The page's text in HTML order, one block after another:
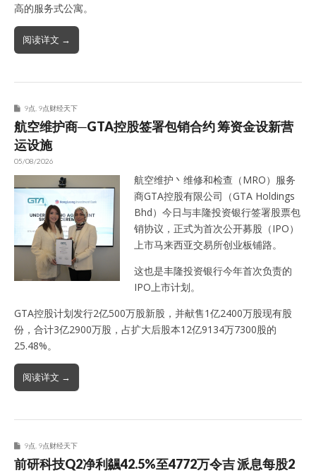
高的服务式公寓。
阅读详文 →
9点 9点财经天下
航空维护商─GTA控股签署包销合约 筹资金设新营
运设施
05/08/2026
航空维护丶维修和检查（MRO）服务
商GTA控股有限公司（GTA Holdings
Bhd）今日与丰隆投资银行签署股票包
销协议，正式为首次公开募股（IPO）
上市马来西亚交易所创业板铺路。
这也是丰隆投资银行今年首次负责的
IPO上市计划。
GTA控股计划发行2亿500万股新股，并献售1亿2400万股现有股
份，合计3亿2900万股，占扩大后股本12亿9134万7300股的
25.48%。
阅读详文 →
9点 9点财经天下
前研科技Q2净利飊42.5%至4772万令吉 派息每股2